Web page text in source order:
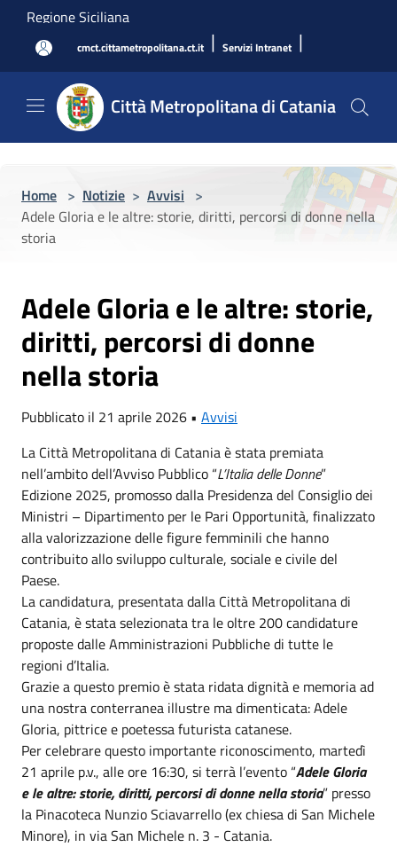
Salta al contenuto principale
Regione Siciliana
cmct.cittametropolitana.ct.it | Servizi Intranet |
Città Metropolitana di Catania
Home > Notizie > Avvisi >
Adele Gloria e le altre: storie, diritti, percorsi di donne nella
storia
Adele Gloria e le altre: storie,
diritti, percorsi di donne
nella storia
Pubblicato il 21 aprile 2026 • Avvisi
La Città Metropolitana di Catania è stata premiata
nell’ambito dell’Avviso Pubblico “L’Italia delle Donne”
Edizione 2025, promosso dalla Presidenza del Consiglio dei
Ministri – Dipartimento per le Pari Opportunità, finalizzato
alla valorizzazione delle figure femminili che hanno
contribuito allo sviluppo culturale, sociale e civile del
Paese.
La candidatura, presentata dalla Città Metropolitana di
Catania, è stata selezionata tra le oltre 200 candidature
proposte dalle Amministrazioni Pubbliche di tutte le
regioni d’Italia.
Grazie a questo premio è stata ridata dignità e memoria ad
una nostra conterranea illustre ma dimenticata: Adele
Gloria, pittrice e poetessa futurista catanese.
Per celebrare questo importante riconoscimento, martedì
21 aprile p.v., alle ore 16:30, si terrà l’evento “Adele Gloria
e le altre: storie, diritti, percorsi di donne nella storia” presso
la Pinacoteca Nunzio Sciavarrello (ex chiesa di San Michele
Minore), in via San Michele n. 3 - Catania.